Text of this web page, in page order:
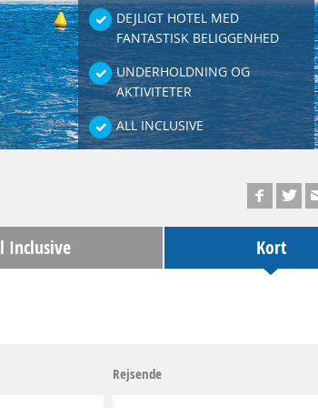
DEJLIGT HOTEL MED
FANTASTISK BELIGGENHED
UNDERHOLDNING OG
AKTIVITETER
ALL INCLUSIVE
Inclusive Kort
Rejsende